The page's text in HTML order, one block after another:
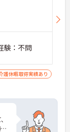
：不問
護休暇取得実績あり